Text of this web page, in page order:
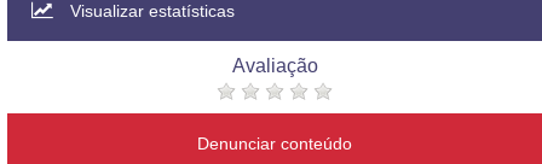
Visualizar estatísticas
Avaliação
Denunciar conteúdo